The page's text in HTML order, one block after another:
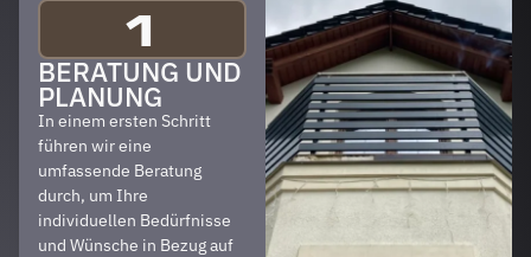
1
BERATUNG UND
PLANUNG
In einem ersten Schritt
führen wir eine
umfassende Beratung
durch, um Ihre
individuellen Bedürfnisse
und Wünsche in Bezug auf